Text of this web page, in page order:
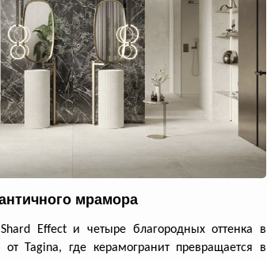
мрамора
Effect и четыре благородных оттенка в
Tagina, где керамогранит превращается в